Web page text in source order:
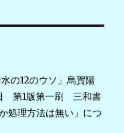
の12のウソ」烏賀陽
第1版第一刷 三和書
処理方法は無い」につ